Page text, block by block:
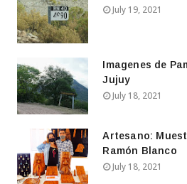
July 19, 2021
Imagenes de
Jujuy
July 18, 2021
Artesano:
Ramón Blanco
July 18, 2021